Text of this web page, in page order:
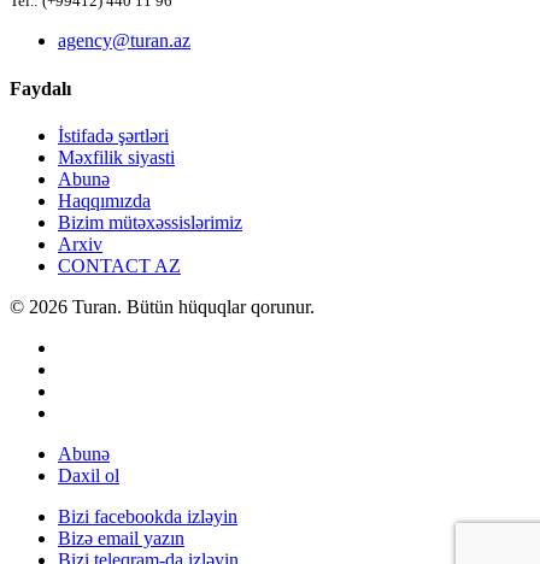
agency@turan.az
Faydalı
İstifadə şərtləri
Məxfilik siyasti
Abunə
Haqqımızda
Bizim mütəxəssislərimiz
Arxiv
CONTACT AZ
© 2026 Turan. Bütün hüquqlar qorunur.
Abunə
Daxil ol
Bizi facebookda izləyin
Bizə email yazın
Bizi teleqram-da izləyin